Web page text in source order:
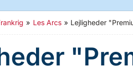
» Les Arcs » Lejligheder